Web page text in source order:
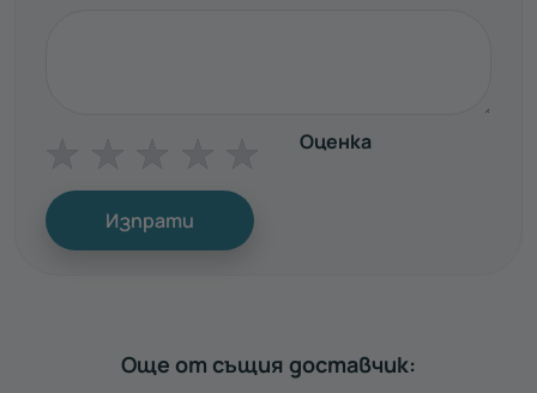
Оценка
Изпрати
Още от същия доставчик: